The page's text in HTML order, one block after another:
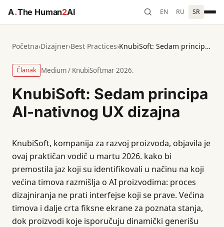
A.The Human2AI EN RU SR
Početna›Dizajner›Best Practices› KnubiSoft: Sedam principa AI-nativnog UX dizajna
Članak Medium / KnubiSoftmar 2026.
KnubiSoft: Sedam principa
AI-nativnog UX dizajna
KnubiSoft, kompanija za razvoj proizvoda, objavila je
ovaj praktičan vodič u martu 2026. kako bi
premostila jaz koji su identifikovali u načinu na koji
većina timova razmišlja o AI proizvodima: proces
dizajniranja ne prati interfejse koji se prave. Većina
timova i dalje crta fiksne ekrane za poznata stanja,
dok proizvodi koje isporučuju dinamički generišu